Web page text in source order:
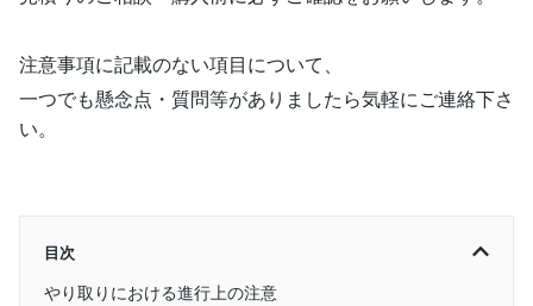
注意事項に記載のない項目について、
一つでも懸念点・質問等がありましたら気軽にご連絡下さ
い。
目次
やり取りにおける進行上の注意